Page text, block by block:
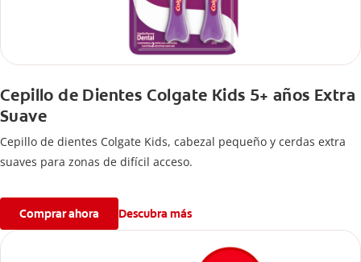
Cepillo de Dientes Colgate Kids 5+ años Extra
Suave
Cepillo de dientes Colgate Kids, cabezal pequeño y cerdas extra
suaves para zonas de difícil acceso.
Comprar ahora Descubra más